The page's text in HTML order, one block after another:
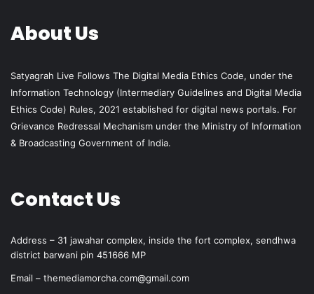
About Us
Satyagrah Live Follows The Digital Media Ethics Code, under the
Information Technology (Intermediary Guidelines and Digital Media
Ethics Code) Rules, 2021 established for digital news portals. For
Grievance Redressal Mechanism under the Ministry of Information
& Broadcasting Government of India.
Contact Us
Address – 31 jawahar complex, inside the fort complex, sendhwa
district barwani pin 451666 MP
Email – themediamorcha.com@gmail.com